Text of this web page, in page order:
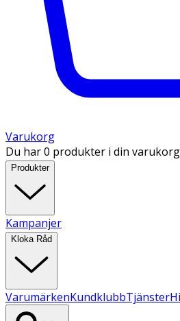
Varukorg
Du har 0 produkter i din
Produkter
Kampanjer
Kloka Råd
VarumärkenKundklubbTjänster